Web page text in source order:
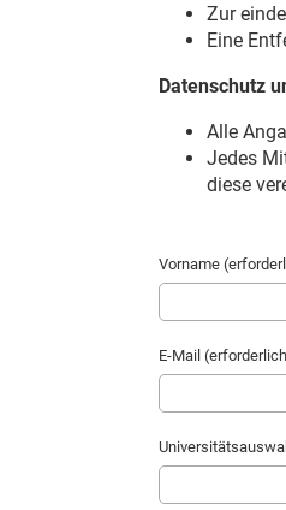
Zur
Eine
Datenschutz
Alle
Jedes
diese
Vorname
E-Mail